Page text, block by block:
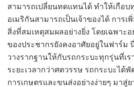
สามารถเปลี่ยนทดแทนได้ ทำให้เกือ
อเมริกันสามารถเป็นเจ้าของได้ การเ
สิ่งที่สมเหตุสมผลอย่างยิ่ง โดยเฉพาะอ
ของประชากรยังคงอาศัยอยู่ในฟาร์ม
วางรากฐานให้กับรถกระบะทุกรุ่นที่เ
ระยะเวลากว่าศตวรรษ รถกระบะได้
การเกษตรและขนส่งอย่างง่ายๆ มา